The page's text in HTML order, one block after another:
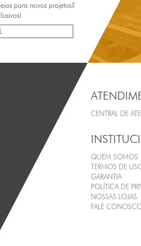
para novos projetos?
CENTRAL DE
QUEM SOMOS
TERMOS DE
GARANTIA
POLÍTICA DE
NOSSAS LOJAS
FALE